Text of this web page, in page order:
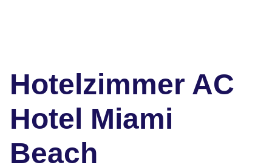
Hotelzimmer AC
Hotel Miami
Beach